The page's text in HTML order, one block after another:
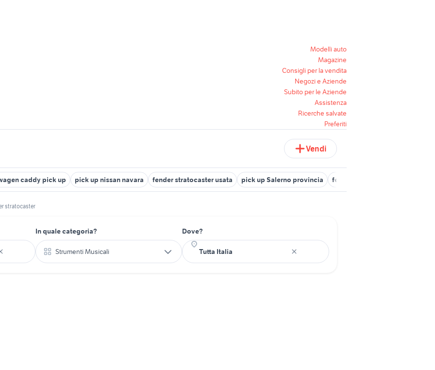
Modelli auto
Magazine
Consigli per la vendita
Negozi e Aziende
Subito per le Aziende
Assistenza
Ricerche salvate
Preferiti
Vendi
caddy pick up pick up nissan navara fender stratocaster usata pick up Salerno provincia fender champ
stratocaster
In quale categoria?
Strumenti Musicali
Dove?